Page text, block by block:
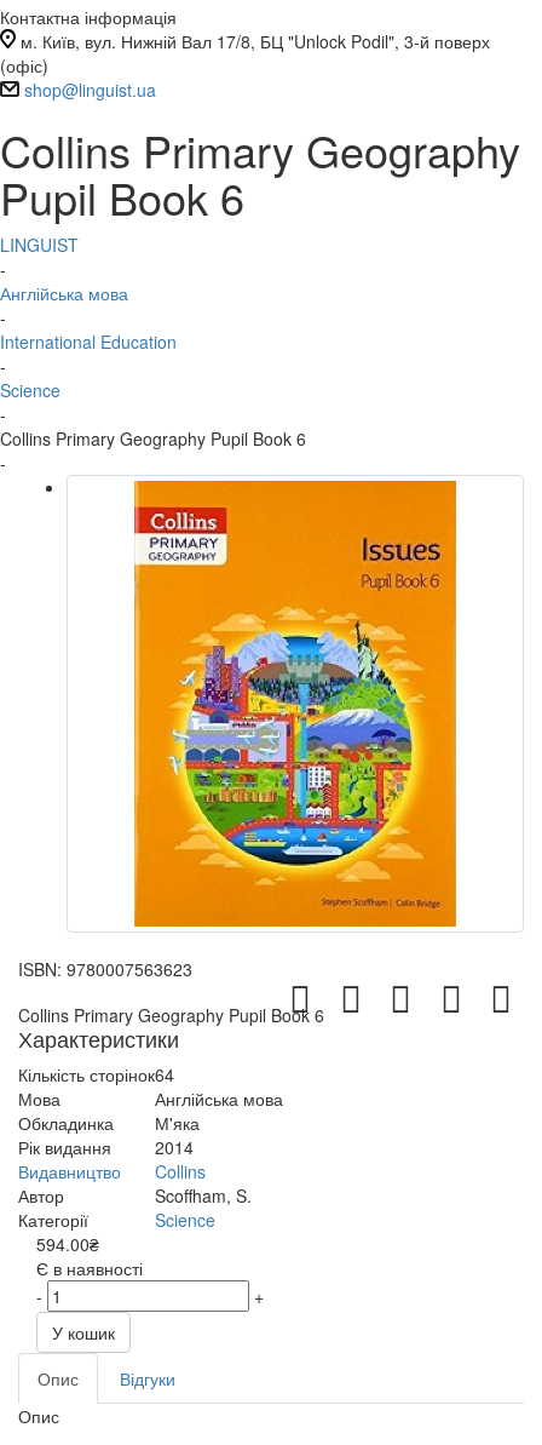
Контактна інформація
м. Київ, вул. Нижній Вал 17/8, БЦ "Unlock Podil", 3-й поверх
(офіс)
shop@linguist.ua
Collins Primary Geography
Pupil Book 6
LINGUIST
-
Англійська мова
-
International Education
-
Science
-
Collins Primary Geography Pupil Book 6
-
ISBN: 9780007563623
Collins Primary Geography Pupil Book 6
Характеристики
Кількість сторінок64
Мова
Англійська мова
Обкладинка
М'яка
Рік видання
2014
Видавництво
Collins
Автор
Scoffham, S.
Категорії
Science
594.00₴
Є в наявності
-
+
У кошик
Опис
Відгуки
Опис